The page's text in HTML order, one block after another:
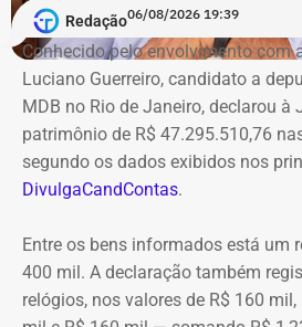
Redação06/08/2026 19:39
Conhecido pelo envolvimento com
Luciano Guerreiro, candidato a
MDB no Rio de Janeiro, declarou à
patrimônio de R$ 47.295.510,76
segundo os dados exibidos nos
DivulgaCandContas.
Entre os bens informados está um
400 mil. A declaração também
relógios, nos valores de R$ 160